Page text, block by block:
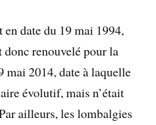
en date du 19 mai 1994,
donc renouvelé pour la
mai 2014, date à laquelle
évolutif, mais n’était
ailleurs, les lombalgies